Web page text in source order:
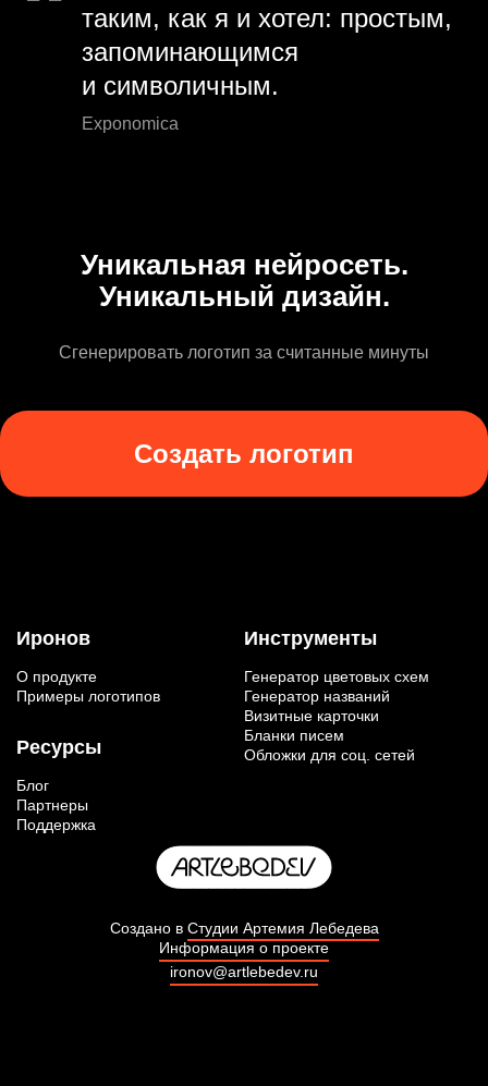
таким, как я и хотел: простым,
запоминающимся
и символичным.
Exponomica
Уникальная нейросеть.
Уникальный дизайн.
Сгенерировать логотип за считанные минуты
Создать логотип
Иронов
О продукте
Примеры логотипов
Ресурсы
Блог
Партнеры
Поддержка
Инструменты
Генератор цветовых схем
Генератор названий
Визитные карточки
Бланки писем
Обложки для соц. сетей
Создано в Студии Артемия Лебедева
Информация о проекте
ironov@artlebedev.ru